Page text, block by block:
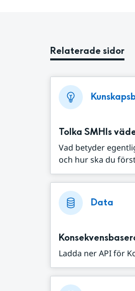
Relaterade sidor
Tolka SMHIs
Vad betyder
och hur ska du
Data
Ladda ner API för